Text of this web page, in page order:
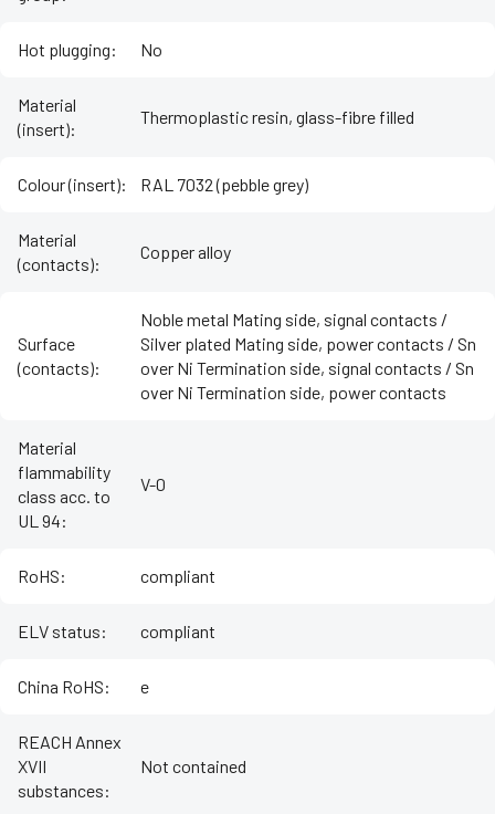
Hot plugging: No
Material
(insert):
Thermoplastic resin, glass-fibre filled
Colour (insert): RAL 7032 (pebble grey)
Material
(contacts):
Copper alloy
Surface
(contacts):
Noble metal Mating side, signal contacts /
Silver plated Mating side, power contacts / Sn
over Ni Termination side, signal contacts / Sn
over Ni Termination side, power contacts
Material
flammability
class acc. to
UL 94:
V-0
RoHS: compliant
ELV status: compliant
China RoHS: e
REACH Annex
XVII
substances:
Not contained